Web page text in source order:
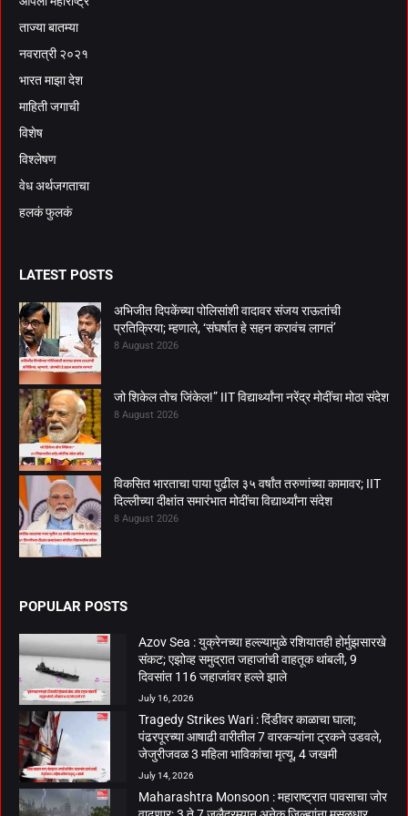
ताज्या बातम्या
नवरात्री २०२१
भारत माझा देश
माहिती जगाची
विशेष
विश्लेषण
वेध अर्थजगताचा
हलकं फुलकं
LATEST POSTS
अभिजीत दिपकेंच्या पोलिसांशी वादावर संजय राऊतांची
प्रतिक्रिया; म्हणाले, ‘संघर्षात हे सहन करावंच लागतं’
8 August 2026
जो शिकेल तोच जिंकेल!” IIT विद्यार्थ्यांना नरेंद्र मोदींचा मोठा संदेश
8 August 2026
विकसित भारताचा पाया पुढील ३५ वर्षांत तरुणांच्या कामावर; IIT
दिल्लीच्या दीक्षांत समारंभात मोदींचा विद्यार्थ्यांना संदेश
8 August 2026
POPULAR POSTS
Azov Sea : युक्रेनच्या हल्ल्यामुळे रशियातही होर्मुझसारखे
संकट; एझोव्ह समुद्रात जहाजांची वाहतूक थांबली, 9
दिवसांत 116 जहाजांवर हल्ले झाले
July 16, 2026
Tragedy Strikes Wari : दिंडीवर काळाचा घाला;
पंढरपूरच्या आषाढी वारीतील 7 वारकऱ्यांना ट्रकने उडवले,
जेजुरीजवळ 3 महिला भाविकांचा मृत्यू, 4 जखमी
July 14, 2026
Maharashtra Monsoon : महाराष्ट्रात पावसाचा जोर